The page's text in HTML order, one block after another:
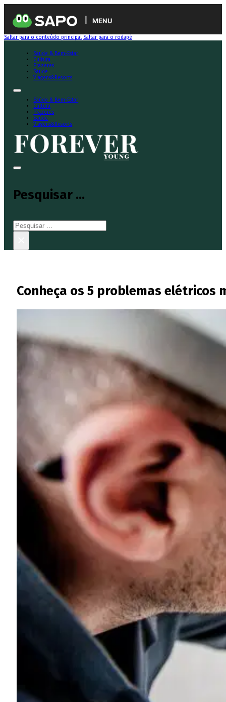
MENU
Saltar para o conteúdo principal Saltar para o rodapé
Saúde & Bem-Estar
Cultura
Prazeres
Saúde
Viagens&Resorts
Saúde & Bem-Estar
Cultura
Prazeres
Saúde
Viagens&Resorts
Pesquisar ...
Pesquisar
Conheça os 5 problemas elétricos